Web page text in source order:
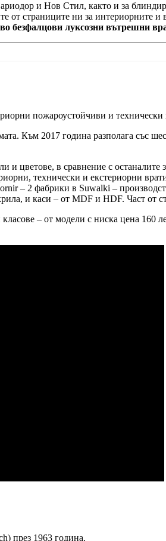
и Нов Стил, както и за
от страниците ни за интериорните
безфалцови луксозни вътрешни
пожароустойчиви и технически
Към 2017 година разполага със
и цветове, в сравнение с
технически и екстериорни
– 2 фабрики в Suwalki –
и каси – от MDF и HDF. Част от
– от модели с ниска цена 160
през 1963 година.